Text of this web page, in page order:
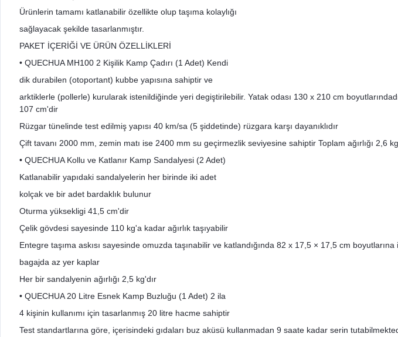
Ürünlerin tamamı katlanabilir özellikte olup taşıma kolaylığı
sağlayacak şekilde tasarlanmıştır.
PAKET İÇERİĞİ VE ÜRÜN ÖZELLİKLERİ
• QUECHUA MH100 2 Kişilik Kamp Çadırı (1 Adet) Kendi
dik durabilen (otoportant) kubbe yapısına sahiptir ve
arktiklerle (pollerle) kurularak istenildiğinde yeri degiştirilebilir. Yatak odası 130 x 210 cm
107 cm'dir
Rüzgar tünelinde test edilmiş yapısı 40 km/sa (5 şiddetinde) rüzgara karşı dayanıklıdır
Çift tavanı 2000 mm, zemin matı ise 2400 mm su geçirmezlik seviyesine sahiptir Toplam ağırlığı 2,6
• QUECHUA Kollu ve Katlanır Kamp Sandalyesi (2 Adet)
Katlanabilir yapıdaki sandalyelerin her birinde iki adet
kolçak ve bir adet bardaklık bulunur
Oturma yüksekligi 41,5 cm'dir
Çelik gövdesi sayesinde 110 kg'a kadar ağırlık taşıyabilir
Entegre taşıma askısı sayesinde omuzda taşınabilir ve katlandığında 82 x 17,5 × 17,5 cm boyutlarına
bagajda az yer kaplar
Her bir sandalyenin ağırlığı 2,5 kg'dır
• QUECHUA 20 Litre Esnek Kamp Buzluğu (1 Adet) 2 ila
4 kişinin kullanımı için tasarlanmış 20 litre hacme sahiptir
Test standartlarına göre, içerisindeki gıdaları buz aküsü kullanmadan 9 saate kadar serin